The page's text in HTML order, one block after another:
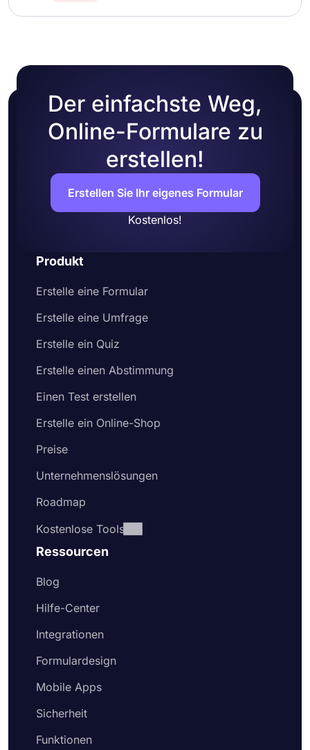
Der einfachste Weg,
Online-Formulare zu
erstellen!
Erstellen Sie Ihr eigenes Formular
Kostenlos!
Produkt
Erstelle eine Formular
Erstelle eine Umfrage
Erstelle ein Quiz
Erstelle einen Abstimmung
Einen Test erstellen
Erstelle ein Online-Shop
Preise
Unternehmenslösungen
Roadmap
Kostenlose Tools
Ressourcen
Blog
Hilfe-Center
Integrationen
Formulardesign
Mobile Apps
Sicherheit
Funktionen